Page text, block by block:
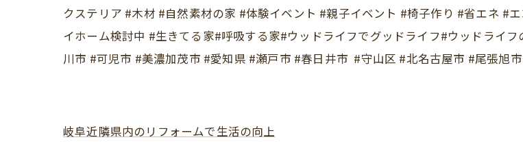
クステリア #木材 #自然素材の家 #体験イベント #親子イベント #椅子作り #省エネ #
イホーム検討中 #生きてる家#呼吸する家#ウッドライフでグッドライフ#ウッドライ
川市 #可児市 #美濃加茂市 #愛知県 #瀬戸市 #春日井市 #守山区 #北名古屋市 #尾張旭
岐阜近隣県内のリフォームで生活の向上